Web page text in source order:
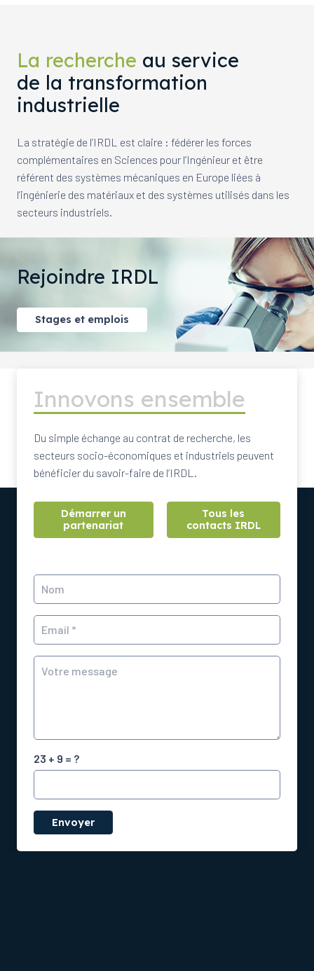
La recherche au service
de la transformation
industrielle
La stratégie de l’IRDL est claire : fédérer les forces
complémentaires en Sciences pour l’Ingénieur et être
référent des systèmes mécaniques en Europe liées à
l’ingénierie des matériaux et des systèmes utilisés dans les
secteurs industriels.
Rejoindre IRDL
Stages et emplois
Innovons ensemble
Du simple échange au contrat de recherche, les
secteurs socio-économiques et industriels peuvent
bénéficier du savoir-faire de l’IRDL.
Démarrer un
partenariat
Tous les
contacts IRDL
23 + 9 = ?
Envoyer